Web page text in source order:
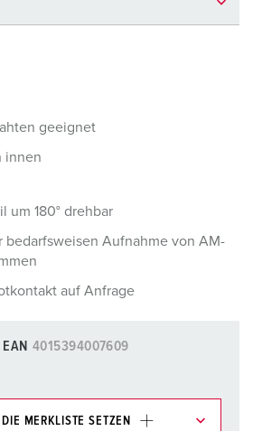
geeignet
innen
um 180° drehbar
bedarfsweisen Aufnahme von AM-
auf Anfrage
EAN 4015394007609
MERKLISTE SETZEN